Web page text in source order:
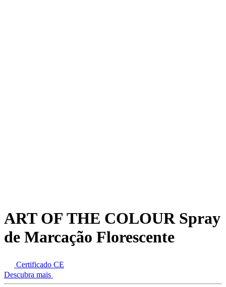
ART OF THE COLOUR Spray
de Marcação Florescente
Certificado CE
Descubra mais